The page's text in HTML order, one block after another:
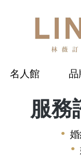
名人館 品
服務